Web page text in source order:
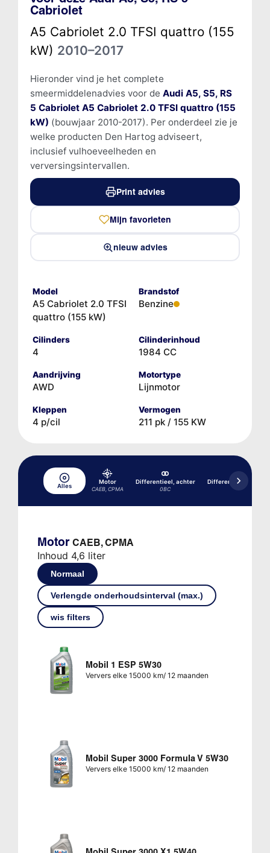
Cabriolet
A5 Cabriolet 2.0 TFSI quattro (155
kW) 2010–2017
Hieronder vind je het complete
smeermiddelenadvies voor de Audi A5, S5, RS
5 Cabriolet A5 Cabriolet 2.0 TFSI quattro (155
kW) (bouwjaar 2010-2017). Per onderdeel zie je
welke producten Den Hartog adviseert,
inclusief vulhoeveelheden en
verversingsintervallen.
Print advies
Mijn favorieten
nieuw advies
Model
A5 Cabriolet 2.0 TFSI
quattro (155 kW)
Brandstof
Benzine
Cilinders
4
Cilinderinhoud
1984 CC
Aandrijving
AWD
Motortype
Lijnmotor
Kleppen
4 p/cil
Vermogen
211 pk / 155 KW
Alles
Motor
CAEB, CPMA
Differentieel, achter
0BC
Differentieel, achter
0BD
Motor CAEB, CPMA
Inhoud 4,6 liter
Normaal
Verlengde onderhoudsinterval (max.)
wis filters
Mobil 1 ESP 5W30
Ververs elke 15000 km/ 12 maanden
Mobil Super 3000 Formula V 5W30
Ververs elke 15000 km/ 12 maanden